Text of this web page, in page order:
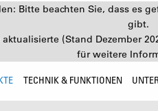
Bitte beachten Sie, dass es
gibt.
(Stand Dezember
für weitere
TECHNIK & FUNKTIONEN